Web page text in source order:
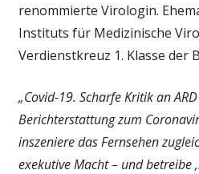
renommierte Virologin.
Instituts für Medizinische
Verdienstkreuz 1. Klasse der
„Covid-19. Scharfe Kritik an
Berichterstattung zum
inszeniere das Fernsehen
exekutive Macht – und betreibe